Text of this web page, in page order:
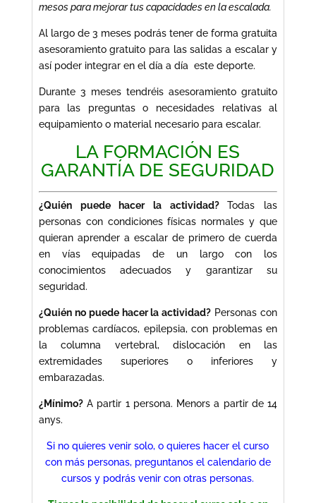
mesos para mejorar tus capacidades en la escalada.
Al largo de 3 meses podrás tener de forma gratuita
asesoramiento gratuito para las salidas a escalar y
así poder integrar en el día a día este deporte.
Durante 3 meses tendréis asesoramiento gratuito
para las preguntas o necesidades relativas al
equipamiento o material necesario para escalar.
LA FORMACIÓN ES
GARANTÍA DE SEGURIDAD
¿Quién puede hacer la actividad?Todas las
personas con condiciones físicas normales y que
quieran aprender a escalar de primero de cuerda
en vías equipadas de un largo con los
conocimientos adecuados y garantizar su
seguridad.
¿Quién no puede hacer la actividad? Personas con
problemas cardíacos, epilepsia, con problemas en
la columna vertebral, dislocación en las
extremidades superiores o inferiores y
embarazadas.
¿Mínimo?A partir 1 persona. Menors a partir de 14
anys.
Si no quieres venir solo, o quieres hacer el curso
con más personas, preguntanos el calendario de
cursos y podrás venir con otras personas.